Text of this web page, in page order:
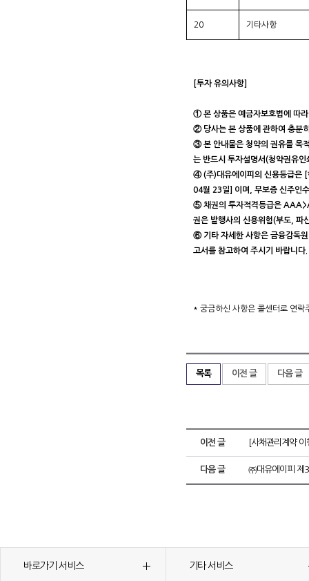
20 기타사항
[투자 유의사항]
① 본 상품은 예금자보호법에 따
② 당사는 본 상품에 관하여 충분
③ 본 안내물은 청약의 권유를 목
는 반드시 투자설명서(청약권유
④ (주)대유에이피의 신용등급은
04월 23일] 이며, 무보증 신주인
⑤ 채권의 투자적격등급은
권은 발행사의 신용위험(부도, 파
⑥ 기타 자세한 사항은 금융감독
고서를 참고하여 주시기 바랍니다.
* 궁금하신 사항은 콜센터로 연
목록 이전 글 다음 글
이전 글 [사채관리계약
다음 글 ㈜대유에이피 제
바로가기 서비스 기타 서비스